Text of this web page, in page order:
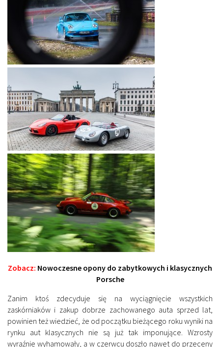
Zobacz: Nowoczesne opony do zabytkowych i klasycznych
Porsche
Zanim ktoś zdecyduje się na wyciągnięcie wszystkich
zaskórniaków i zakup dobrze zachowanego auta sprzed lat,
powinien też wiedzieć, że od początku bieżącego roku wyniki na
rynku aut klasycznych nie są już tak imponujące. Wzrosty
wyraźnie wyhamowały, a w czerwcu doszło nawet do przeceny